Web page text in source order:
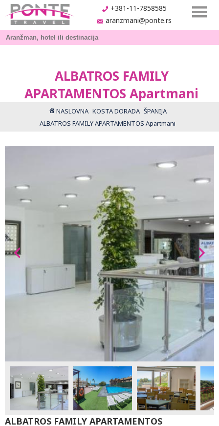
+381-11-7858585
aranzmani@ponte.rs
ALBATROS FAMILY
APARTAMENTOS Apartmani
NASLOVNA KOSTA DORADA ŠPANIJA
ALBATROS FAMILY APARTAMENTOS Apartmani
ALBATROS FAMILY APARTAMENTOS